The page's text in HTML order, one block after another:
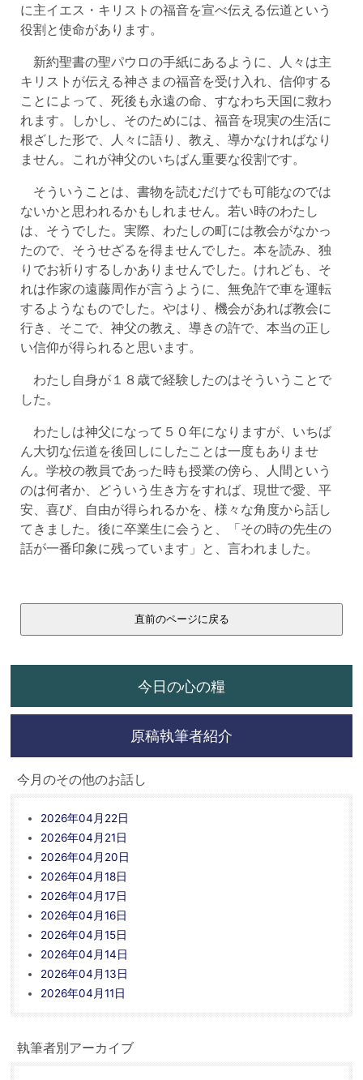
に主イエス・キリストの福音を宣べ伝える伝道という
役割と使命があります。
新約聖書の聖パウロの手紙にあるように、人々は主
キリストが伝える神さまの福音を受け入れ、信仰する
ことによって、死後も永遠の命、すなわち天国に救わ
れます。しかし、そのためには、福音を現実の生活に
根ざした形で、人々に語り、教え、導かなければなり
ません。これが神父のいちばん重要な役割です。
そういうことは、書物を読むだけでも可能なのでは
ないかと思われるかもしれません。若い時のわたし
は、そうでした。実際、わたしの町には教会がなかっ
たので、そうせざるを得ませんでした。本を読み、独
りでお祈りするしかありませんでした。けれども、そ
れは作家の遠藤周作が言うように、無免許で車を運転
するようなものでした。やはり、機会があれば教会に
行き、そこで、神父の教え、導きの許で、本当の正し
い信仰が得られると思います。
わたし自身が１８歳で経験したのはそういうことで
した。
わたしは神父になって５０年になりますが、いちば
ん大切な伝道を後回しにしたことは一度もありませ
ん。学校の教員であった時も授業の傍ら、人間という
のは何者か、どういう生き方をすれば、現世で愛、平
安、喜び、自由が得られるかを、様々な角度から話し
てきました。後に卒業生に会うと、「その時の先生の
話が一番印象に残っています」と、言われました。
今日の心の糧
原稿執筆者紹介
今月のその他のお話し
2026年04月22日
2026年04月21日
2026年04月20日
2026年04月18日
2026年04月17日
2026年04月16日
2026年04月15日
2026年04月14日
2026年04月13日
2026年04月11日
執筆者別アーカイブ